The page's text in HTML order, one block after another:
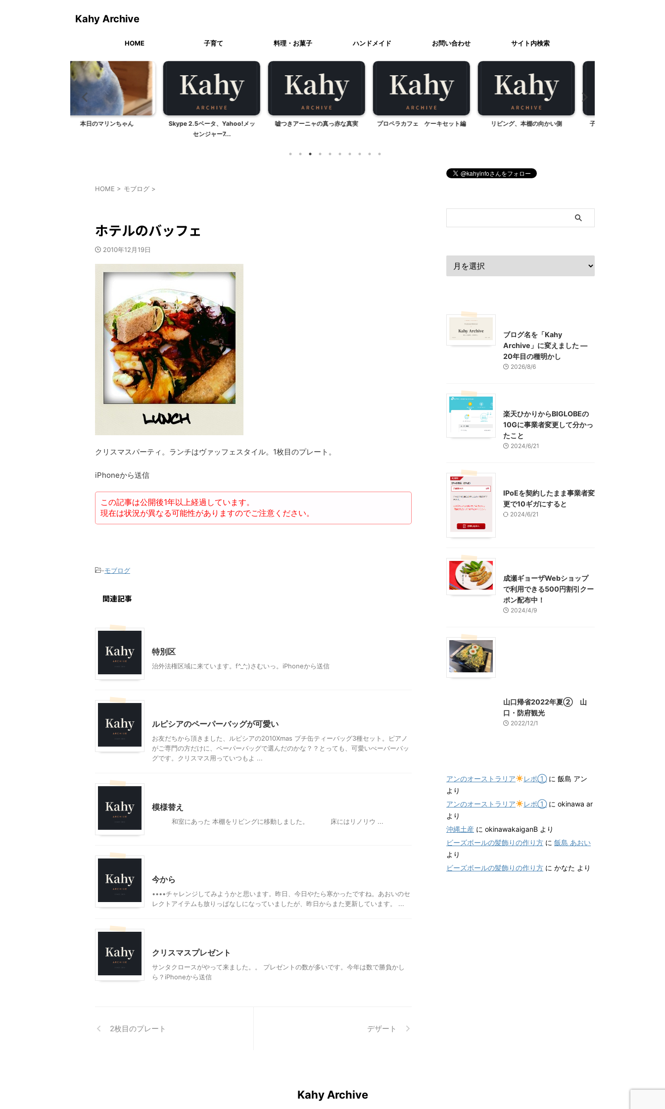
Kahy Archive
HOME 子育て 料理・お菓子 ハンドメイド お問い合わせ サイト内検索
Skype 2.5ベータ、Yahoo!メッ
嘘つきアーニャの真っ赤な真実 プロペラカフェ ケーキセット編 リビング、本棚の向かい側
子どもの眼鏡が壊れて、再起不
HOME > モブログ >
ホテルのバッフェ
2010年12月19日
クリスマスパーティ。ランチはヴァッフェスタイル。1枚目のプレート。
iPhoneから送信
この記事は公開後1年以上経過しています。
現在は状況が異なる可能性がありますのでご注意ください。
-モブログ
関連記事
特別区
治外法権区域に来ています。f^_^;)さむいっ。iPhoneから送信
ルピシアのペーパーバッグが可愛い
お友だちから頂きました、ルピシアの2010Xmas プチ缶ティーバッグ3種セット。ピアノ
がご専門の方だけに、ペーパーバッグで選んだのかな？？とっても、可愛いぺーバーバッ
グです。クリスマス用っていつもよ ...
模様替え
和室にあった 本棚をリビングに移動しました。 床にはリノリウ ...
今から
••••チャレンジしてみようかと思います。昨日、今日やたら寒かったですね。あおいのセ
レクトアイテムも放りっぱなしになっていましたが、昨日からまた更新しています。 ...
クリスマスプレゼント
サンタクロースがやって来ました。。 プレゼントの数が多いです。今年は数で勝負かし
ら？iPhoneから送信
2枚目のプレート デザート
ブログ名を「Kahy
Archive」に変えました ―
20年目の種明かし
2026/8/6
楽天ひかりからBIGLOBEの
10Gに事業者変更して分かっ
たこと
2024/6/21
IPoEを契約したまま事業者変
更で10ギガにすると
2024/6/21
成瀬ギョーザWebショップ
で利用できる500円割引クー
ポン配布中！
2024/4/9
山口帰省2022年夏② 山
口・防府観光
2022/12/1
アンのオーストラリア レポ①に 飯島 アン
より
アンのオーストラリア
レポ①に okinawa ar
より
沖縄土産 に okinawakaiganB より
ビーズボールの髪飾りの作り方 に 飯島 あおい
より
ビーズボールの髪飾りの作り方 に かなた より
Kahy Archive